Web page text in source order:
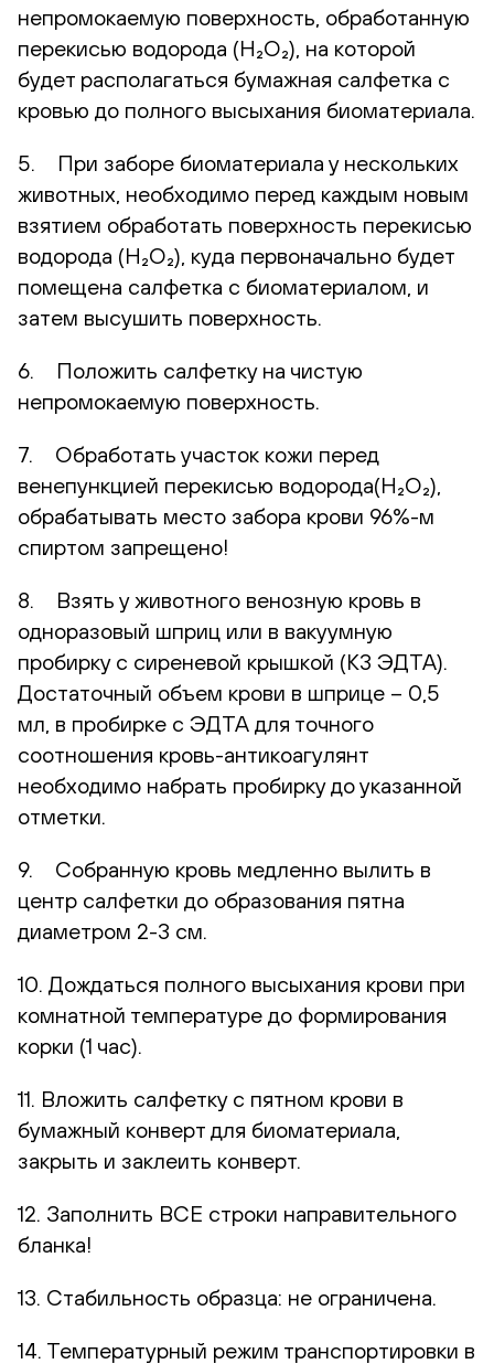
непромокаемую поверхность, обработанную
перекисью водорода (H₂O₂), на которой
будет располагаться бумажная салфетка с
кровью до полного высыхания биоматериала.
5. При заборе биоматериала у нескольких
животных, необходимо перед каждым новым
взятием обработать поверхность перекисью
водорода (H₂O₂), куда первоначально будет
помещена салфетка с биоматериалом, и
затем высушить поверхность.
6. Положить салфетку на чистую
непромокаемую поверхность.
7. Обработать участок кожи перед
венепункцией перекисью водорода(H₂O₂),
обрабатывать место забора крови 96%-м
спиртом запрещено!
8. Взять у животного венозную кровь в
одноразовый шприц или в вакуумную
пробирку с сиреневой крышкой (К3 ЭДТА).
Достаточный объем крови в шприце – 0,5
мл, в пробирке с ЭДТА для точного
соотношения кровь-антикоагулянт
необходимо набрать пробирку до указанной
отметки.
9. Собранную кровь медленно вылить в
центр салфетки до образования пятна
диаметром 2-3 см.
10. Дождаться полного высыхания крови при
комнатной температуре до формирования
корки (1 час).
11. Вложить салфетку с пятном крови в
бумажный конверт для биоматериала,
закрыть и заклеить конверт.
12. Заполнить ВСЕ строки направительного
бланка!
13. Стабильность образца: не ограничена.
14. Температурный режим транспортировки в